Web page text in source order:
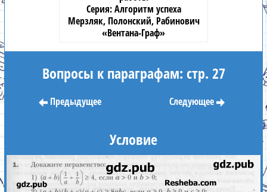
Алгоритм успеха
Мерзляк, Полонский, Рабинович
«Вентана-Граф»
Вопросы к параграфам: стр. 27
Предыдущее Следующее
Условие